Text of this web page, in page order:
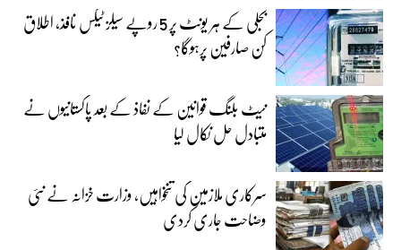
بجلی کے ہر یونٹ پر 5 روپے سیلز ٹیکس نافذ، اطلاق
کن صارفین پرہوگا؟
نیٹ بلنگ قوانین کے نفاذ کے بعد پاکستانیوں نے
متبادل حل نکال لیا
سرکاری ملازمین کی تنخواہیں، وزارت خزانہ نے نئی
وضاحت جاری کردی